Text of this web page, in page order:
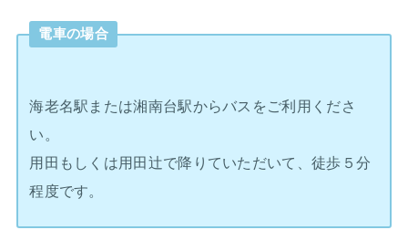
電車の場合
海老名駅または湘南台駅からバスをご利用くださ
い。
用田もしくは用田辻で降りていただいて、徒歩５分
程度です。